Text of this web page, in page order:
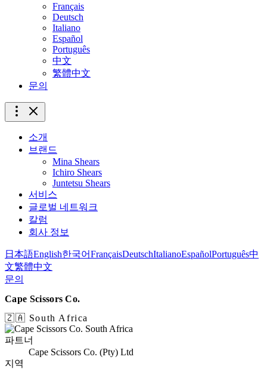
Français
Deutsch
Italiano
Español
Português
中文
繁體中文
문의
소개
브랜드
Mina Shears
Ichiro Shears
Juntetsu Shears
서비스
글로벌 네트워크
칼럼
회사 정보
日本語English한국어FrançaisDeutschItalianoEspañolPortuguês中
文繁體中文
문의
Cape Scissors Co.
🇿🇦 South Africa
파트너
Cape Scissors Co. (Pty) Ltd
지역